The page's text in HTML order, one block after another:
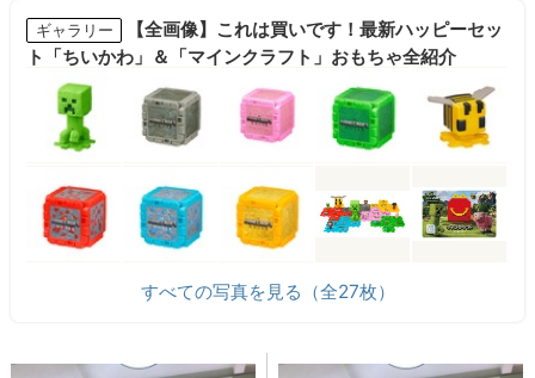
ギャラリー
【全画像】これは買いです！最新ハッピーセッ
ト「ちいかわ」＆「マインクラフト」おもちゃ全紹介
すべての写真を見る（全27枚）